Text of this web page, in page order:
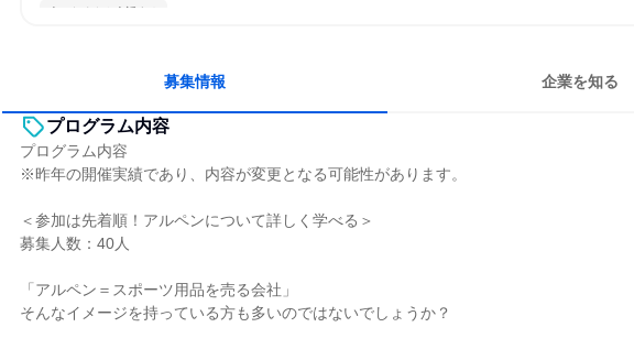
人とたくさん会話する
募集情報 企業を知る
プログラム内容
プログラム内容
※昨年の開催実績であり、内容が変更となる可能性があります。
＜参加は先着順！アルペンについて詳しく学べる＞
募集人数：40人
「アルペン＝スポーツ用品を売る会社」
そんなイメージを持っている方も多いのではないでしょうか？